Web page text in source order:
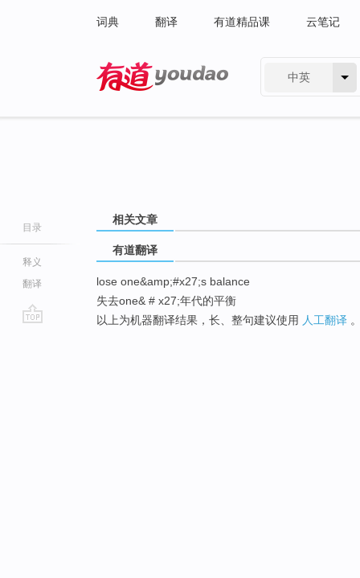
词典 翻译 有道精品课 云笔记
中英
目录
释义
翻译
相关文章
有道翻译
lose one&amp;#x27;s balance
失去one& # x27;年代的平衡
以上为机器翻译结果，长、整句建议使用 人工翻译